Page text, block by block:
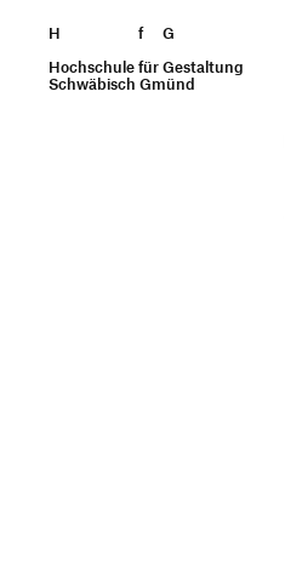
H f
G
Hochschule für Gestaltung
Schwäbisch Gmünd
Zum Seiteninhalt springen